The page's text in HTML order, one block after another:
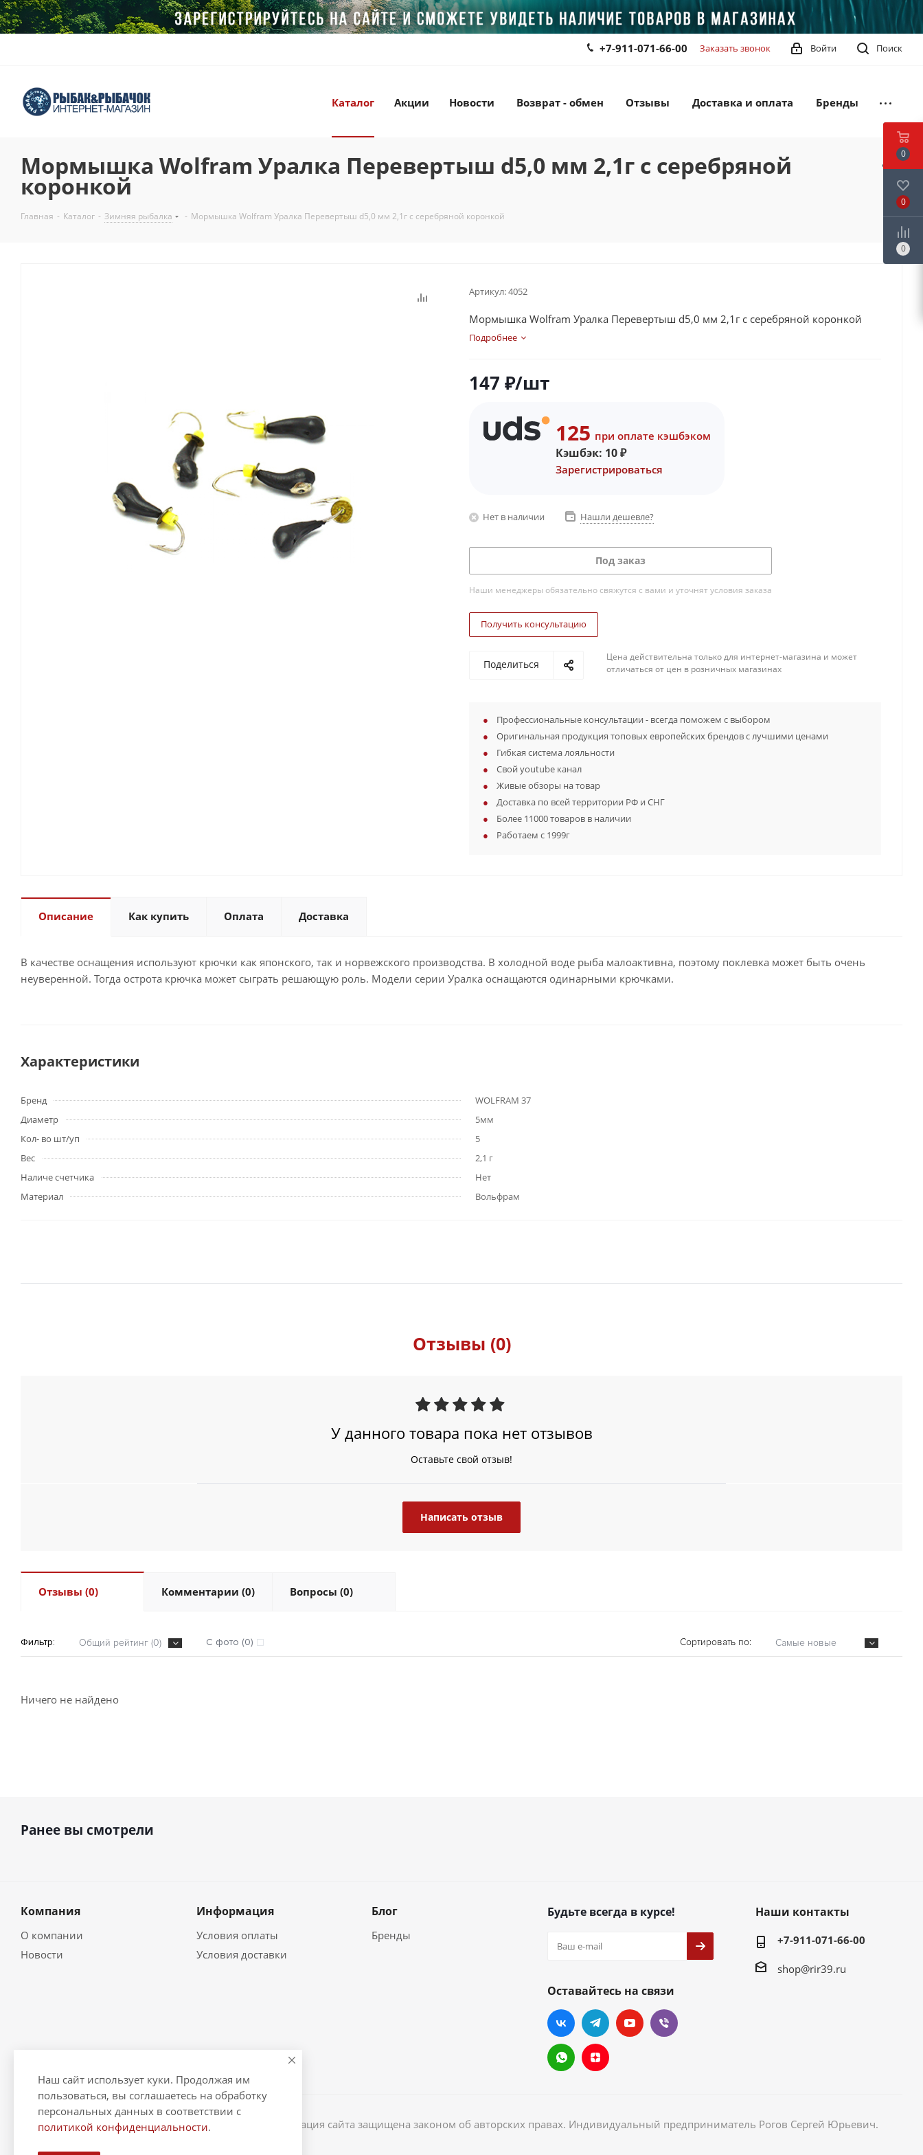
Поиск
Войти
+7-911-071-66-00 Заказать звонок
Каталог Акции Новости Возврат - обмен Отзывы Доставка и оплата Бренды
Мормышка Wolfram Уралка Перевертыш d5,0 мм 2,1г с серебряной
коронкой
Главная - Каталог - Зимняя рыбалка - Мормышка Wolfram Уралка Перевертыш d5,0 мм 2,1г с серебряной коронкой
Артикул:4052
Мормышка Wolfram Уралка Перевертыш d5,0 мм 2,1г с серебряной коронкой
Подробнее
147 ₽/шт
125 при оплате кэшбэком
Кэшбэк: 10₽
Зарегистрироваться
Нет в наличии Нашли дешевле?
Под заказ
Наши менеджеры обязательно свяжутся с вами и уточнят условия заказа
Получить консультацию
Поделиться
Цена действительна только для интернет-магазина и может
отличаться от цен в розничных магазинах
Профессиональные консультации - всегда поможем с выбором
Оригинальная продукция топовых европейских брендов с лучшими ценами
Гибкая система лояльности
Свой youtube канал
Живые обзоры на товар
Доставка по всей территории РФ и СНГ
Более 11000 товаров в наличии
Работаем с 1999г
Описание Как купить Оплата Доставка
В качестве оснащения используют крючки как японского, так и норвежского производства. В холодной воде рыба малоактивна, поэтому поклевка может быть очень
неуверенной. Тогда острота крючка может сыграть решающую роль. Модели серии Уралка оснащаются одинарными крючками.
Характеристики
Бренд
WOLFRAM 37
Диаметр
5мм
Кол- во шт/уп
5
Вес
2,1 г
Наличе счетчика
Нет
Материал
Вольфрам
Отзывы (0)
У данного товара пока нет отзывов
Оставьте свой отзыв!
Написать отзыв
Отзывы (0) Комментарии (0) Вопросы (0)
Фильтр: Общий рейтинг (0) С фото (0) Сортировать по: Самые новые
Ничего не найдено
Ранее вы смотрели
Компания
О компании
Новости
Информация
Условия оплаты
Условия доставки
Блог
Бренды
Будьте всегда в курсе!
Оставайтесь на связи
Наши контакты
+7-911-071-66-00
shop@rir39.ru
2026 © "Рыбак и Рыбачок" - интернет-магазин Информация сайта защищена законом об авторских правах. Индивидуальный предприниматель Рогов Сергей Юрьевич.
0
0
0
Наш сайт использует куки. Продолжая им
пользоваться, вы соглашаетесь на обработку
персональных данных в соответствии с
политикой конфиденциальности.